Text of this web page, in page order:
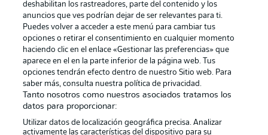
Publicidad Aviso legal
Declaracion de privacidad
Canales Trabajos
Jugadores Condiciones de uso
Sello Editorial
deshabilitan los rastreadores, parte del contenido y los
anuncios que ves podrían dejar de ser relevantes para ti.
Puedes volver a acceder a este menú para cambiar tus
opciones o retirar el consentimiento en cualquier momento
haciendo clic en el enlace «Gestionar las preferencias» que
aparece en el en la parte inferior de la página web. Tus
opciones tendrán efecto dentro de nuestro Sitio web. Para
saber más, consulta nuestra política de privacidad.
Tanto nosotros como nuestros asociados tratamos los
datos para proporcionar:
Utilizar datos de localización geográfica precisa. Analizar
activamente las características del dispositivo para su